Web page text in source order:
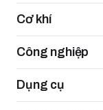
Cơ khí
Công nghiệp
Dụng cụ